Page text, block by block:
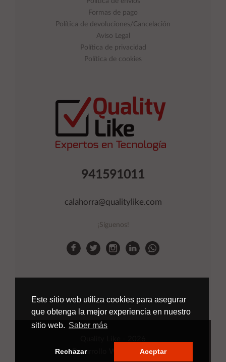
Este sitio web utiliza cookies para asegurar
que obtenga la mejor experiencia en nuestro
sitio web. Saber más
Rechazar Aceptar
941591011
calahorra@qualitylike.com
¡Síguenos!
Formas de pago
Política de devoluciones/Cancelación
Aviso Legal
Política de privacidad
Política de cookies
Desarrollo Web
Applinet